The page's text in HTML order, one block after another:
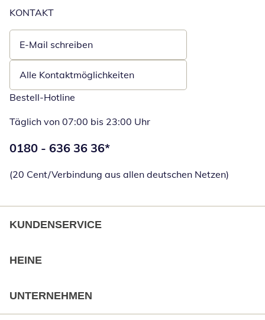
KONTAKT
E-Mail schreiben
Öffnet E-Mail-Client
Alle Kontaktmöglichkeiten
Bestell-Hotline
Täglich von 07:00 bis 23:00 Uhr
Telefonnummer:
0180 - 636 36 36*
(20 Cent/Verbindung aus allen deutschen Netzen)
KUNDENSERVICE
HEINE
UNTERNEHMEN